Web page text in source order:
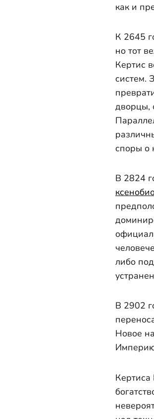
как и
К 2645
но тот
Кертис
систем.
дворцы,
споры о
В 2824
либо
В 2902
Новое
Кертиса